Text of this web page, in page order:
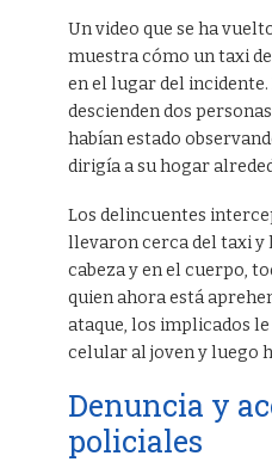
Un video que se ha
muestra cómo un taxi
en el lugar del
descienden dos
habían estado
dirigía a su hogar
Los delincuentes
llevaron cerca del taxi y
cabeza y en el cuerpo,
quien ahora está
ataque, los implicados
celular al joven y luego
Denuncia y
policiales